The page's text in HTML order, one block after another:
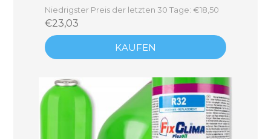
Niedrigster Preis der letzten 30 Tage: €18,50
€23,03
KAUFEN